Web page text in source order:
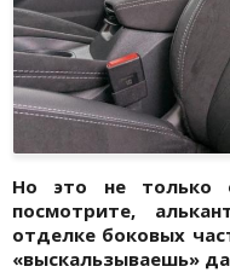
Но это не только
посмотрите,
отделке боковых
«выскальзываешь»